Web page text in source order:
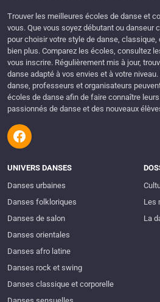
Trouver les meilleures écoles de danse et
vous. Que vous soyez débutant ou danseur
pour choisir votre style de danse,
bien plus. Comparez les écoles, consultez
vous inscrire. Régulièrement mis à jour,
danse adapté à vos envies et à votre
danse, professeurs et organisateurs
écoles de danse afin de faire connaître
passionnés de danse et des nouveaux
UNIVERS DANSES
Danses urbaines
Danses folkloriques
Danses de salon
Danses orientales
Danses afro latine
Danses rock et swing
Danses classique et corporelle
Les
La